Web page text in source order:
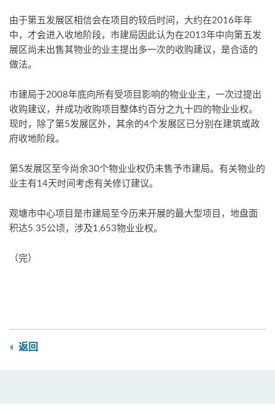
由于第五发展区相信会在项目的较后时间，大约在2016年年
中，才会进入收地阶段，市建局因此认为在2013年中向第五发
展区尚未出售其物业的业主提出多一次的收购建议，是合适的
做法。
市建局于2008年底向所有受项目影响的物业业主，一次过提出
收购建议，并成功收购项目整体约百分之九十四的物业业权。
现时，除了第5发展区外，其余的4个发展区已分别在建筑或政
府收地阶段。
第5发展区至今尚余30个物业业权仍未售予市建局。有关物业的
业主有14天时间考虑有关修订建议。
观塘市中心项目是市建局至今历来开展的最大型项目，地盘面
积达5.35公顷，涉及1,653物业业权。
（完）
返回